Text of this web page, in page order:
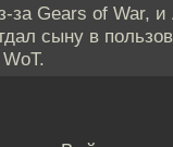
за Gears of War, и
сыну в